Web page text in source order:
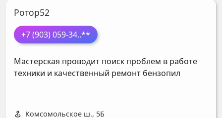
Ротор52
+7 (903) 059-34..**
Мастерская проводит поиск проблем в работе
техники и качественный ремонт бензопил
Комсомольское ш., 5Б